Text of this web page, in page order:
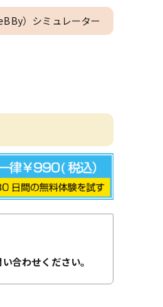
）シミュレーター
合わせください。